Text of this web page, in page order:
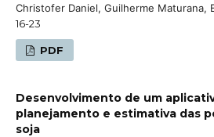
Christofer Daniel, Guilherme Maturana,
16-23
PDF
Desenvolvimento de um
planejamento e estimativa das
soja